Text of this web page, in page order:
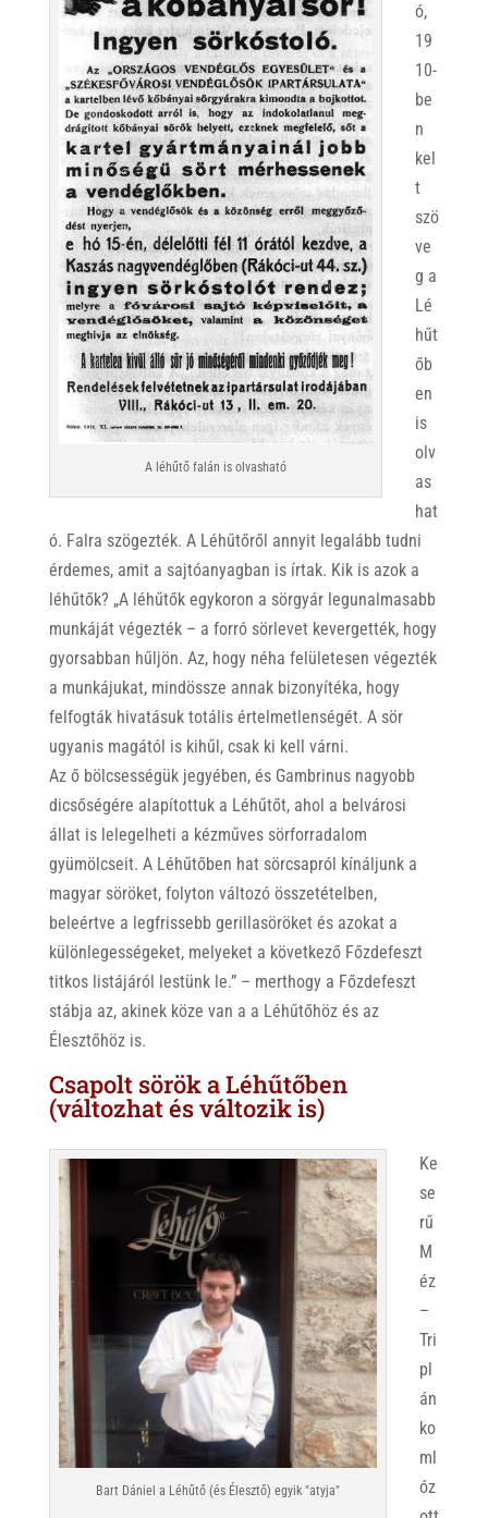
A léhűtő falán is olvasható
ó,
19
10-
be
n
kel
t
szö
ve
g a
Lé
hűt
őb
en
is
olv
as
hat
ó. Falra szögezték. A Léhűtőről annyit legalább tudni
érdemes, amit a sajtóanyagban is írtak. Kik is azok a
léhűtők? „A léhűtők egykoron a sörgyár legunalmasabb
munkáját végezték – a forró sörlevet kevergették, hogy
gyorsabban hűljön. Az, hogy néha felületesen végezték
a munkájukat, mindössze annak bizonyítéka, hogy
felfogták hivatásuk totális értelmetlenségét. A sör
ugyanis magától is kihűl, csak ki kell várni.
Az ő bölcsességük jegyében, és Gambrinus nagyobb
dicsőségére alapítottuk a Léhűtőt, ahol a belvárosi
állat is lelegelheti a kézműves sörforradalom
gyümölcseit. A Léhűtőben hat sörcsapról kínáljunk a
magyar söröket, folyton változó összetételben,
beleértve a legfrissebb gerillasöröket és azokat a
különlegességeket, melyeket a következő Főzdefeszt
titkos listájáról lestünk le.” – merthogy a Főzdefeszt
stábja az, akinek köze van a a Léhűtőhöz és az
Élesztőhöz is.
Csapolt sörök a Léhűtőben
(változhat és változik is)
Bart Dániel a Léhűtő (és Élesztő) egyik "atyja"
Ke
se
rű
M
éz
–
Tri
pl
án
ko
ml
óz